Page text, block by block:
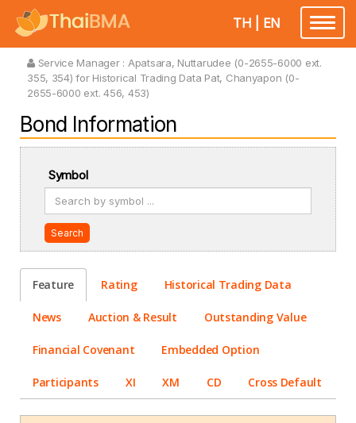
Toggle
TH EN
Service Manager : Apatsara, Nuttarudee (0-2655-6000 ext.
355, 354) for Historical Trading Data Pat, Chanyapon (0-
2655-6000 ext. 456, 453)
Bond Information
Symbol
Search
Feature Rating Historical Trading Data
News Auction & Result Outstanding Value
Financial Covenant Embedded Option
Participants XI XM CD Cross Default